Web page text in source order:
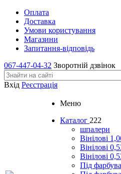
Оплата
Доставка
Умови користування
Магазини
Запитання-відповідь
067-447-04-32 Зворотній дзвінок
Вхід Реєстрація
Меню
Каталог 222
шпалери
Вінілові
Вінілові
Вінілові
Під